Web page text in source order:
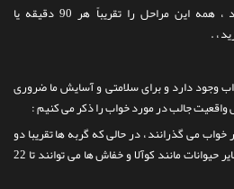
وقتی شب ها به خواب می روید ، همه این مراحل را تقریباً هر 90 دقیقه یا
، .
وجود دارد و برای سلامتی و آسایش ما ضروری
واقعیت جالب در مورد خواب را ذکر می کنیم :
می گذرانند ، در حالی که گربه ها تقریبا دو
سوم عمر خود را خواب هستند . سایر حیوانات مانند کوآلا و خفاش ها می توانند تا 22